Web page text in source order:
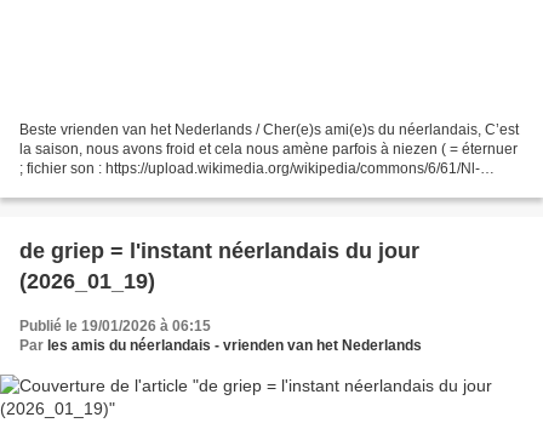
Beste vrienden van het Nederlands / Cher(e)s ami(e)s du néerlandais, C’est
la saison, nous avons froid et cela nous amène parfois à niezen ( = éternuer
; fichier son : https://upload.wikimedia.org/wikipedia/commons/6/61/Nl-
de griep = l'instant néerlandais du jour
(2026_01_19)
Publié le 19/01/2026 à 06:15
Par les amis du néerlandais - vrienden van het Nederlands